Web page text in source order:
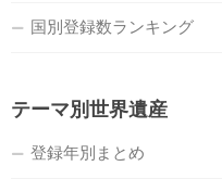
国別登録数ランキング
テーマ別世界遺産
登録年別まとめ